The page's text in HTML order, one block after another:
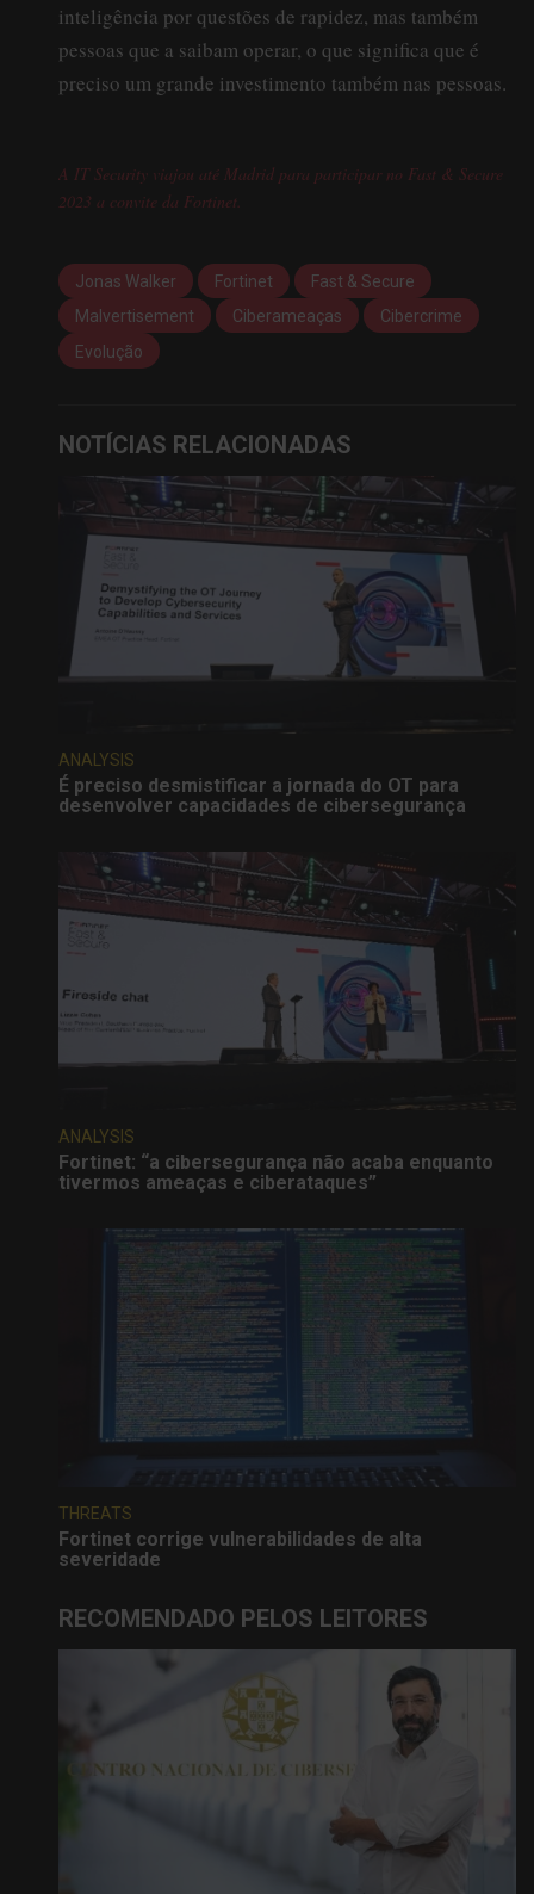
inteligência por questões de rapidez, mas também
pessoas que a saibam operar, o que significa que é
preciso um grande investimento também nas pessoas.
A IT Security viajou até Madrid para participar no Fast & Secure
2023 a convite da Fortinet.
Jonas Walker Fortinet
Fast & Secure
Malvertisement
Ciberameaças
Cibercrime
Evolução
NOTÍCIAS RELACIONADAS
ANALYSIS
É preciso desmistificar a jornada do OT para
desenvolver capacidades de cibersegurança
ANALYSIS
Fortinet: “a cibersegurança não acaba enquanto
tivermos ameaças e ciberataques”
THREATS
Fortinet corrige vulnerabilidades de alta
severidade
RECOMENDADO PELOS LEITORES